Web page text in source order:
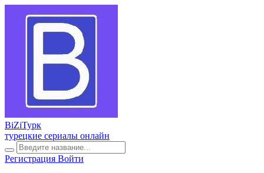
BiZiТурк
турецкие сериалы онлайн
Регистрация Войти